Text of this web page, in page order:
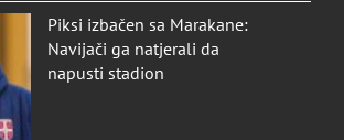
Piksi izbačen sa Marakane:
Navijači ga natjerali da
napusti stadion